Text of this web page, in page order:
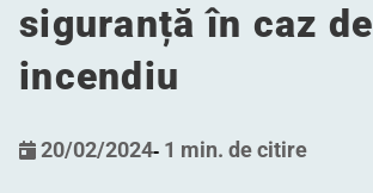
siguranță în caz de
incendiu
20/02/2024- 1 min. de citire